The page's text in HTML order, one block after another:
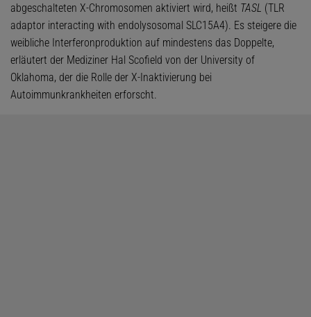
abgeschalteten X-Chromosomen aktiviert wird, heißt TASL (TLR
adaptor interacting with endolysosomal SLC15A4). Es steigere die
weibliche Interferonproduktion auf mindestens das Doppelte,
erläutert der Mediziner Hal Scofield von der University of
Oklahoma, der die Rolle der X-Inaktivierung bei
Autoimmunkrankheiten erforscht.